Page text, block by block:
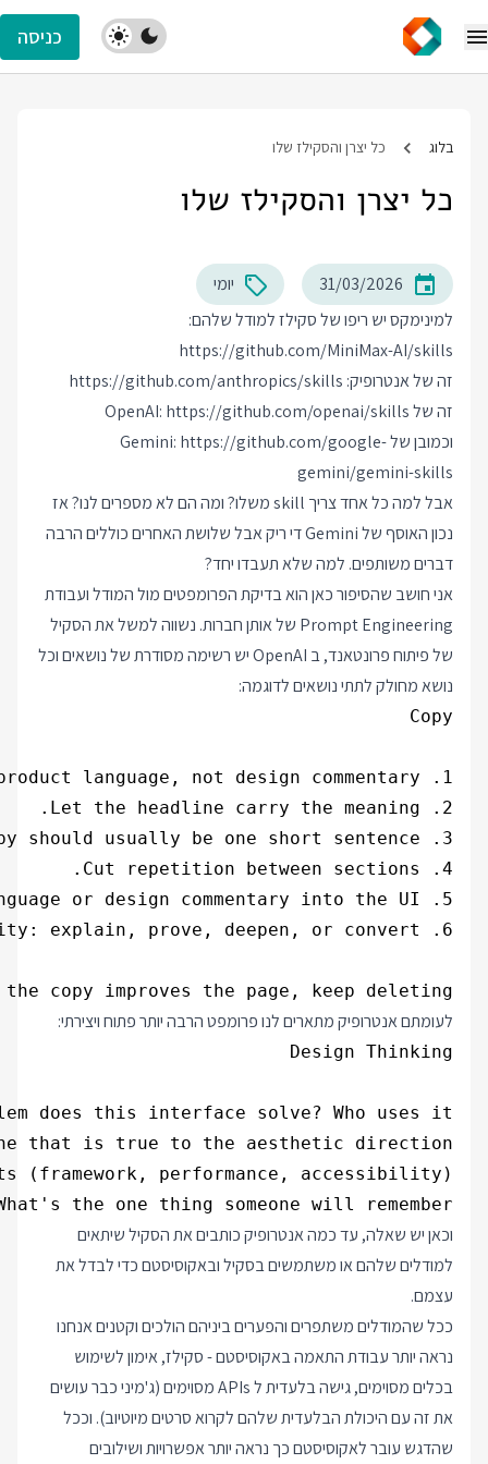
כניסה
בלוג כל יצרן והסקילז שלו
כל יצרן והסקילז שלו
31/03/2026
יומי
למינימקס יש ריפו של סקילז למודל שלהם:
https://github.com/MiniMax-AI/skills
זה של אנטרופיק: https://github.com/anthropics/skills
זה של OpenAI:https://github.com/openai/skills
וכמובן של Gemini:https://github.com/google-
gemini/gemini-skills
אבל למה כל אחד צריך skill משלו? ומה הם לא מספרים לנו? אז
נכון האוסף של Gemini די ריק אבל שלושת האחרים כוללים הרבה
דברים משותפים. למה שלא תעבדו יחד?
אני חושב שהסיפור כאן הוא בדיקת הפרומפטים מול המודל ועבודת
Prompt Engineering של אותן חברות. נשווה למשל את הסקיל
של פיתוח פרונטאנד, ב OpenAI יש רשימה מסודרת של נושאים וכל
נושא מחולק לתתי נושאים לדוגמה:
copy improves the page, keep deleting.
לעומתם אנטרופיק מתארים לנו פרומפט הרבה יותר פתוח ויצירתי:
the one thing someone will remember?
וכאן יש שאלה, עד כמה אנטרופיק כותבים את הסקיל שיתאים
למודלים שלהם או משתמשים בסקיל ובאקוסיסטם כדי לבדל את
עצמם.
ככל שהמודלים משתפרים והפערים ביניהם הולכים וקטנים אנחנו
נראה יותר עבודת התאמה באקוסיסטם - סקילז, אימון לשימוש
בכלים מסוימים, גישה בלעדית ל APIs מסוימים (ג'מיני כבר עושים
את זה עם היכולת הבלעדית שלהם לקרוא סרטים מיוטיוב). וככל
שהדגש עובר לאקוסיסטם כך נראה יותר אפשרויות ושילובים